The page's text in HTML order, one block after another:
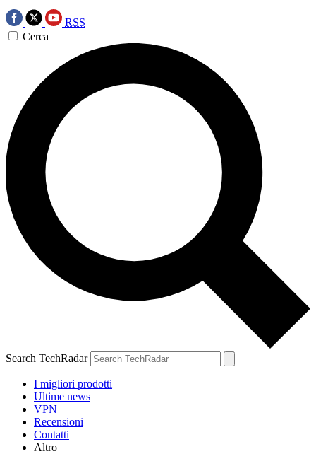
RSS
Cerca
Search TechRadar
I migliori prodotti
Ultime news
VPN
Recensioni
Contatti
Altro